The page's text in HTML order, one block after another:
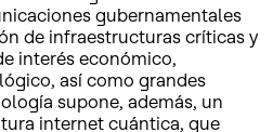
gubernamentales
de infraestructuras críticas y
interés económico,
así como grandes
supone, además, un
internet cuántica, que